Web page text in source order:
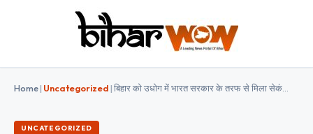
Home| Uncategorized|
UNCATEGORIZED